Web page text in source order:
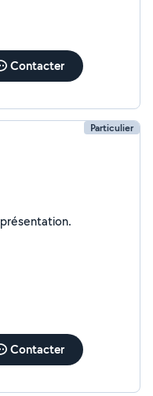
Contacter
Particulier
Je n'ai pas encore renseigné ma présentation.
Contacter